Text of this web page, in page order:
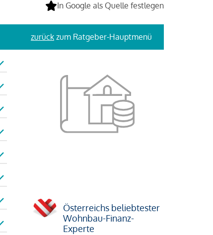
In Google als Quelle festlegen
zurück zum Ratgeber-Hauptmenü
Österreichs beliebtester
Wohnbau-Finanz-
Experte